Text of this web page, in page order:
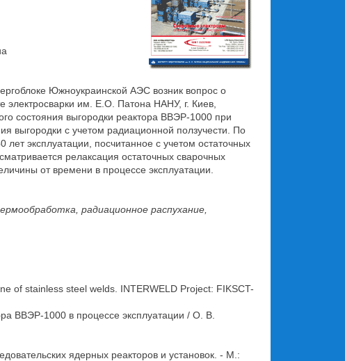
Южноукраинской АЭС возник вопрос о
электросварки им. Е.О. Патона НАНУ, г. Киев,
состояния выгородки реактора ВВЭР-1000 при
выгородки с учетом радиационной ползучести. По
эксплуатации, посчитанное с учетом остаточных
релаксация остаточных сварочных
от времени в процессе эксплуатации.
радиационное распухание,
of stainless steel welds. INTERWELD Project: FIKSCT-
ВВЭР-1000 в процессе эксплуатации / О. В.
ядерных реакторов и установок. - М.: